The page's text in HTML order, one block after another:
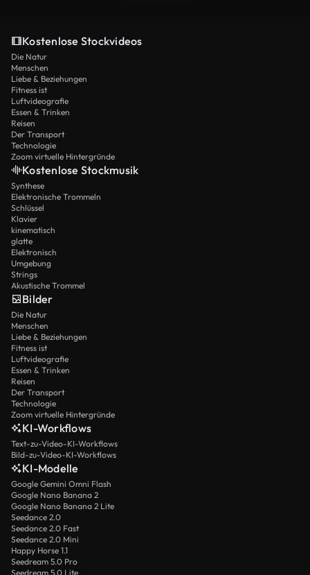
Kostenlose Stockvideos
Die Natur
Menschen
Liebe & Beziehungen
Fitness ist
Luftvideografie
Essen & Trinken
Reisen
Der Transport
Technologie
Zoom virtuelle Hintergründe
Kostenlose Stockmusik
Synthese
Elektronische Trommeln
Schlüssel
Klavier
kinematisch
glatte
Elektronisch
Umgebung
Strings
Akustische Trommel
Bilder
Die Natur
Menschen
Liebe & Beziehungen
Fitness ist
Luftvideografie
Essen & Trinken
Reisen
Der Transport
Technologie
Zoom virtuelle Hintergründe
KI-Workflows
Text-zu-Video-KI-Workflows
Bild-zu-Video-KI-Workflows
KI-Modelle
Google Gemini Omni Flash
Google Nano Banana 2
Google Nano Banana 2 Lite
Seedance 2.0
Seedance 2.0 Fast
Seedance 2.0 Mini
Happy Horse 1.1
Seedream 5.0 Pro
Seedream 5.0 Lite